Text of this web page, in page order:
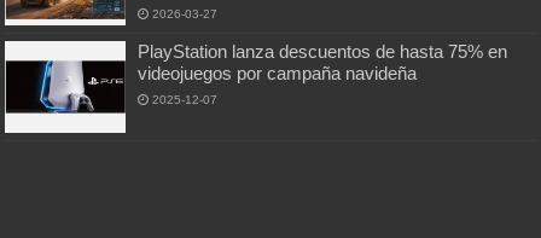
2026-03-27
PlayStation lanza descuentos de hasta 75% en
videojuegos por campaña navideña
2025-12-07